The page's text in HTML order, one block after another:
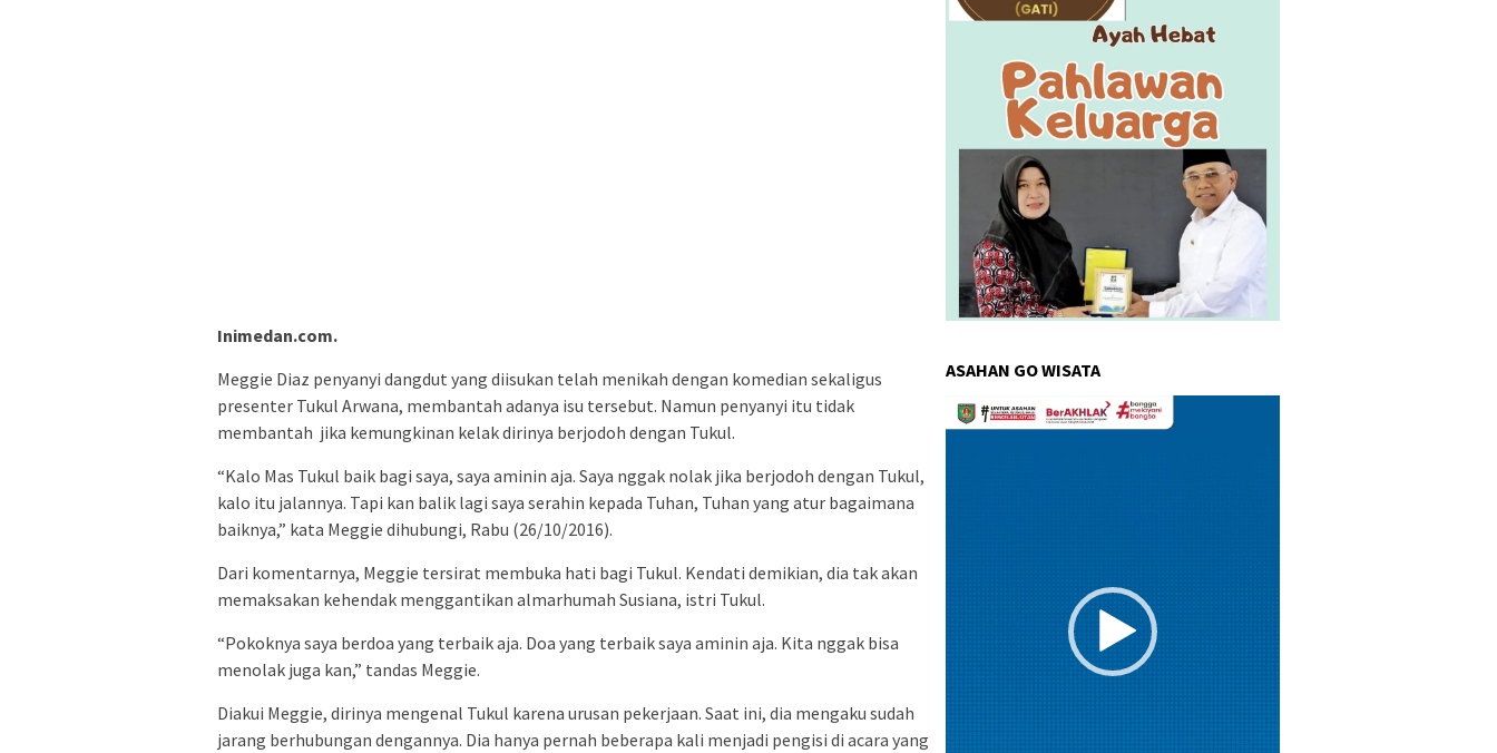
Inimedan.com.
Meggie Diaz penyanyi dangdut yang diisukan telah menikah dengan komedian sekaligus
presenter Tukul Arwana, membantah adanya isu tersebut. Namun penyanyi itu tidak
membantah jika kemungkinan kelak dirinya berjodoh dengan Tukul.
“Kalo Mas Tukul baik bagi saya, saya aminin aja. Saya nggak nolak jika berjodoh dengan Tukul,
kalo itu jalannya. Tapi kan balik lagi saya serahin kepada Tuhan, Tuhan yang atur bagaimana
baiknya,” kata Meggie dihubungi, Rabu (26/10/2016).
Dari komentarnya, Meggie tersirat membuka hati bagi Tukul. Kendati demikian, dia tak akan
memaksakan kehendak menggantikan almarhumah Susiana, istri Tukul.
“Pokoknya saya berdoa yang terbaik aja. Doa yang terbaik saya aminin aja. Kita nggak bisa
menolak juga kan,” tandas Meggie.
Diakui Meggie, dirinya mengenal Tukul karena urusan pekerjaan. Saat ini, dia mengaku sudah
jarang berhubungan dengannya. Dia hanya pernah beberapa kali menjadi pengisi di acara yang
ASAHAN GO WISATA
Pemutar
Video